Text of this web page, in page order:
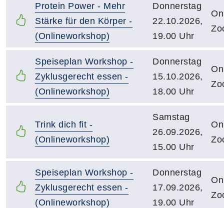
Protein Power - Mehr
Stärke für den Körper -
(Onlineworkshop)
Donnerstag
22.10.2026,
19.00 Uhr
Speiseplan Workshop -
Zyklusgerecht essen -
(Onlineworkshop)
Donnerstag
15.10.2026,
18.00 Uhr
Trink dich fit -
(Onlineworkshop)
Samstag
26.09.2026,
15.00 Uhr
Speiseplan Workshop -
Zyklusgerecht essen -
(Onlineworkshop)
Donnerstag
17.09.2026,
19.00 Uhr